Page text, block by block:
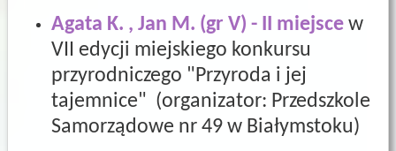
Agata K. , Jan M. (gr V) - II miejsce w
VII edycji miejskiego konkursu
przyrodniczego "Przyroda i jej
tajemnice" (organizator: Przedszkole
Samorządowe nr 49 w Białymstoku)